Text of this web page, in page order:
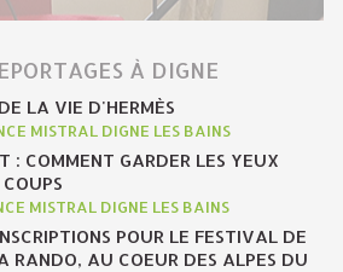
À DIGNE
LA VIE D'HERMÈS
MISTRAL DIGNE LES BAINS
: COMMENT GARDER LES YEUX
MISTRAL DIGNE LES BAINS
POUR LE FESTIVAL DE
RANDO, AU COEUR DES ALPES DU